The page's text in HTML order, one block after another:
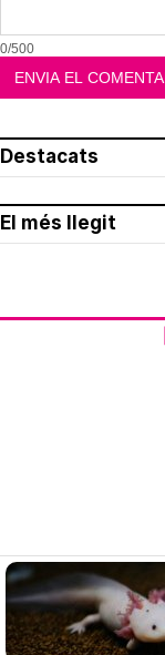
0/500
Destacats
El més llegit